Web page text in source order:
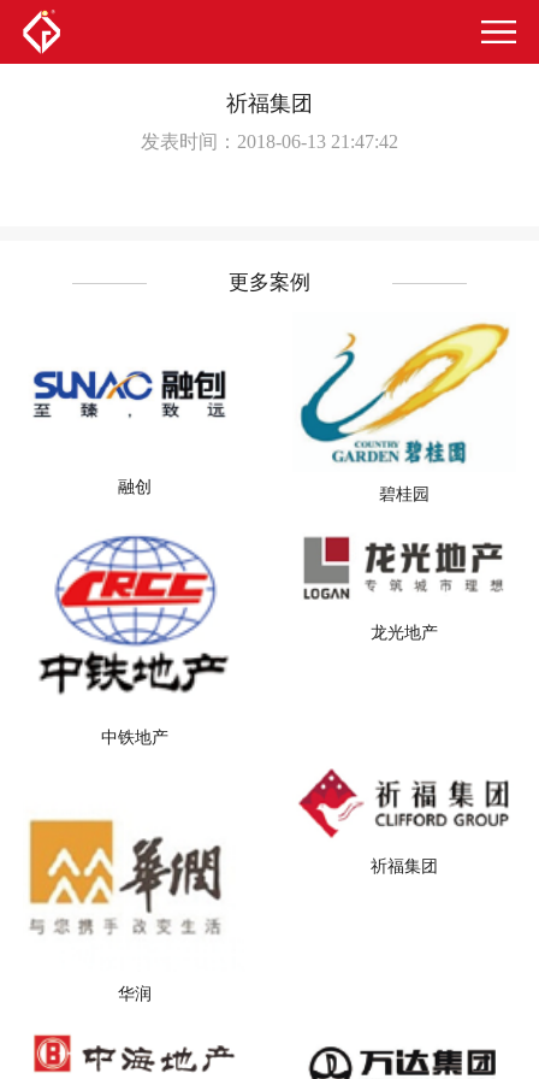
祈福集团
发表时间：2018-06-13 21:47:42
更多案例
融创 碧桂园
中铁地产
龙光地产
华润
祈福集团